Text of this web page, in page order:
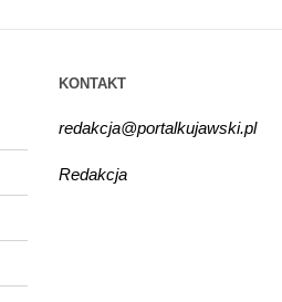
KONTAKT
redakcja@portalkujawski.pl
Redakcja